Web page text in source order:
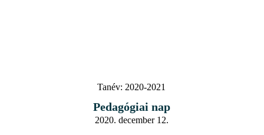
Tanév: 2020-2021
Pedagógiai nap
2020. december 12.